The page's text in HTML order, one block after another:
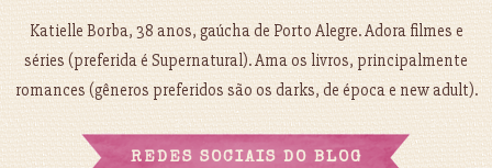
Katielle Borba, 38 anos, gaúcha de Porto Alegre. Adora filmes e
séries (preferida é Supernatural). Ama os livros, principalmente
romances (gêneros preferidos são os darks, de época e new adult).
REDES SOCIAIS DO BLOG